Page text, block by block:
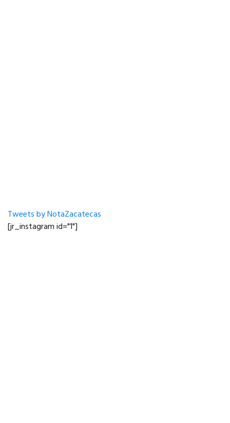
Tweets by NotaZacatecas
[jr_instagram id="1"]